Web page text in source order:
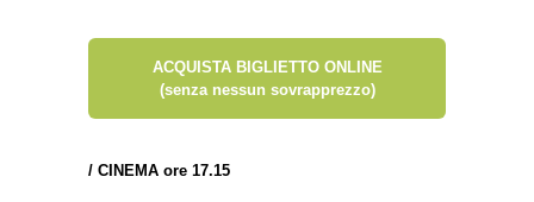
ACQUISTA BIGLIETTO ONLINE
(senza nessun sovrapprezzo)
/ CINEMA ore 17.15